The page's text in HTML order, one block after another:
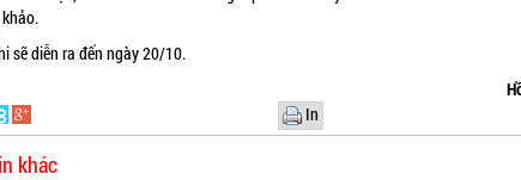
sẽ diễn ra đến ngày 20/10.
In
khác